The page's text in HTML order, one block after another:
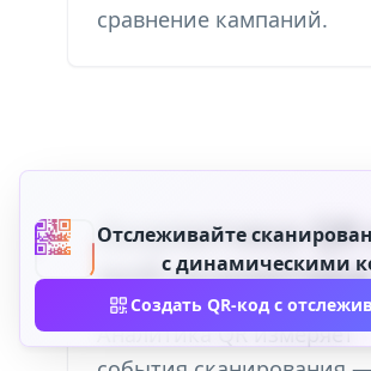
сравнение кампаний.
Аналитика QR
веб-аналитика
Аналитика QR измеряет
Отслеживайте
с динамическими
Создать QR-код с